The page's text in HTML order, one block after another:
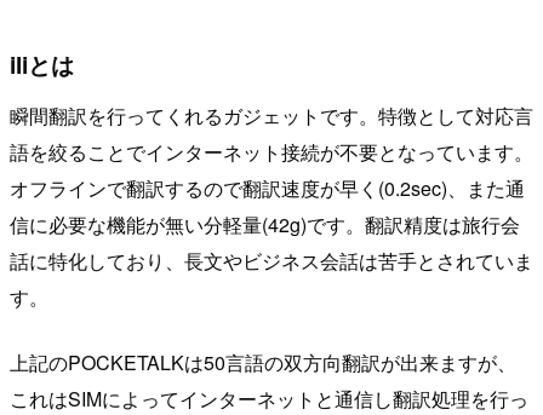
iliとは
瞬間翻訳を行ってくれるガジェットです。特徴として対応言
語を絞ることでインターネット接続が不要となっています。
オフラインで翻訳するので翻訳速度が早く(0.2sec)、また通
信に必要な機能が無い分軽量(42g)です。翻訳精度は旅行会
話に特化しており、長文やビジネス会話は苦手とされていま
す。
上記のPOCKETALKは50言語の双方向翻訳が出来ますが、
これはSIMによってインターネットと通信し翻訳処理を行っ